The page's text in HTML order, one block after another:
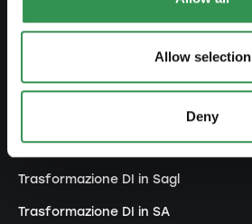
Allow selection
Deny
Modifiche registro di commercio
Trasformazione DI in Sagl
Trasformazione DI in SA